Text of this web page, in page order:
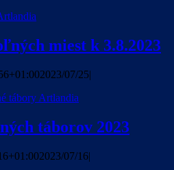
miest k 3.8.2023
2023/07/25|
táborov 2023
2023/07/16|